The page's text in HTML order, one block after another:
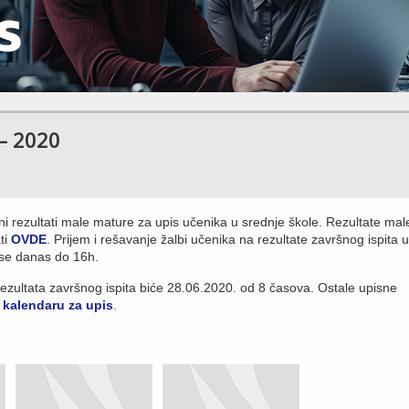
2020
rezultati male mature za upis učenika u srednje škole. Rezultate
OVDE. Prijem i rešavanje žalbi učenika na rezultate završnog ispita u
danas do 16h.
završnog ispita biće 28.06.2020. od 8 časova. Ostale upisne
kalendaru za upis.